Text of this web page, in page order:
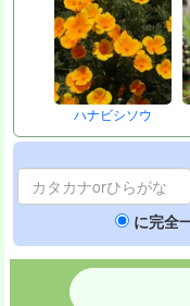
ハナビシソウ
に完全